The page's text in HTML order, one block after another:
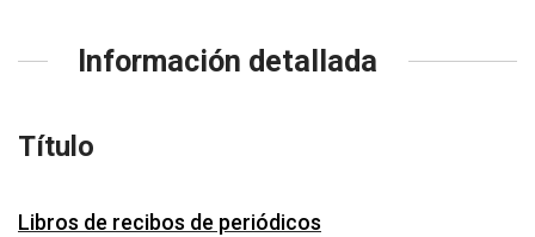
Información detallada
Título
Libros de recibos de periódicos